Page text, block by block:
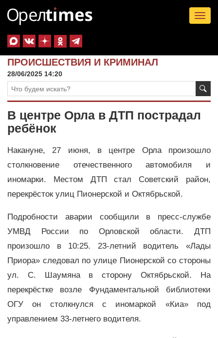
ПРОИСШЕСТВИЯ И КРИМИНАЛ
28/06/2025 14:20
В центре Орла в ДТП пострадал
ребёнок
Накануне, 27 июня, в центре Орла произошло
столкновение отечественного автомобиля и
иномарки. Местом ДТП стал Советский район,
перекрёсток улиц Пионерской и Октябрьской.
Подробности аварии сообщили в пресс-службе
УМВД России по Орловской области. ДТП
произошло в 10:25. 23-летний водитель «Лады
Приора» следовал по улице Пионерской со стороны
ул. С. Шаумяна в сторону Октябрьской. На
перекрёстке возле Фундаментальной библиотеки
ОГУ он столкнулся с иномаркой «Киа» под
управлением 33-летнего водителя.